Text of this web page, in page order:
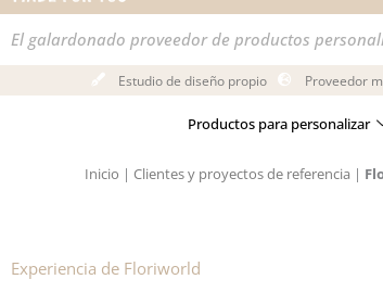
El galardonado proveedor de productos
Estudio de diseño propio Proveedor
Productos para personalizar
Inicio | Clientes y proyectos de referencia |
Experiencia de Floriworld